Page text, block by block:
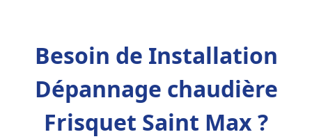
Besoin de Installation
Dépannage chaudière
Frisquet Saint Max ?